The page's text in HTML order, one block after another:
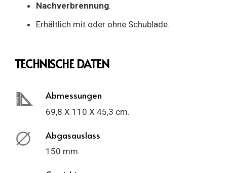
Nachverbrennung.
Erhältlich mit oder ohne Schublade.
TECHNISCHE DATEN
Abmessungen
69,8 X 110 X 45,3 cm.
Abgasauslass
150 mm.